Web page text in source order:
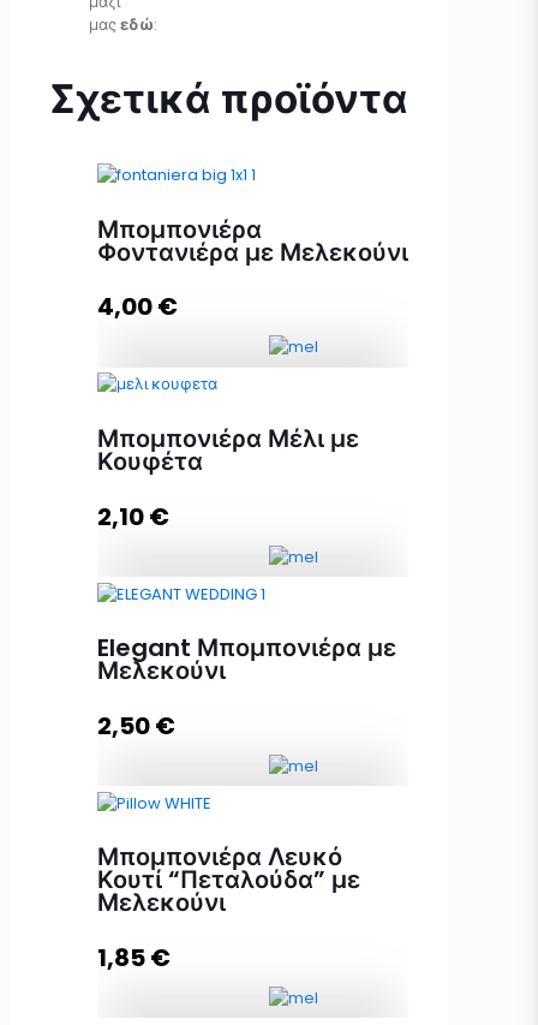
μαςεδώ:
Σχετικά προϊόντα
Μπομπονιέρα
Φοντανιέρα με Μελεκούνι
4,00€
Μελεκούνι ποσότητα
Προσθήκη στο καλάθι
Μπομπονιέρα Μέλι με
Κουφέτα
2,10€
ποσότητα
Προσθήκη στο καλάθι
Elegant Μπομπονιέρα με
Μελεκούνι
2,50€
Μελεκούνι ποσότητα
Μπομπονιέρα Λευκό
Κουτί “Πεταλούδα” με
Μελεκούνι
1,85€